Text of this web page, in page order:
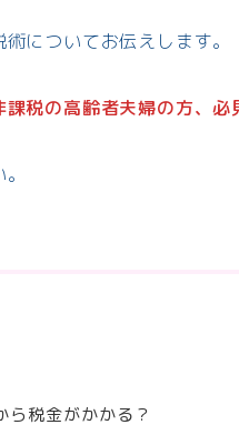
についてお伝えします。
税の高齢者夫婦の方、必
ら税金がかかる？